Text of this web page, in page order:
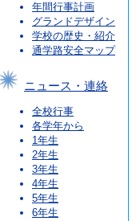
年間行事計画
グランドデザイン
学校の歴史・紹介
通学路安全マップ
ニュース・連絡
全校行事
各学年から
1年生
2年生
3年生
4年生
5年生
6年生